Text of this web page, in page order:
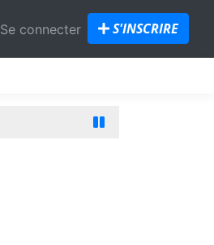
Se connecter S'INSCRIRE